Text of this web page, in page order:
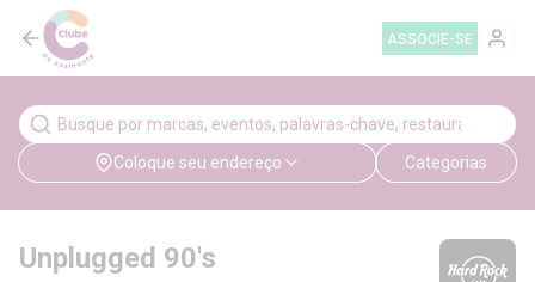
ASSOCIE-SE
Coloque seu endereço Categorias
Unplugged 90's